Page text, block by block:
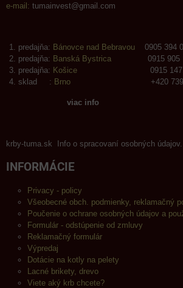
e-mail: tumainvest@gmail.com
predajňa: Bánovce nad Bebravou 0905 394
predajňa: Banská Bystrica 0915 905
predajňa: Košice 0915
sklad : Brno +420 739 033
viac info
krby-tuma.sk Info o spracovaní osobných údajov.
INFORMÁCIE
Privacy - policy
Všeobecné obch. podmienky, reklamačný
Poučenie o ochrane osobných údajov a
Formulár - odstúpenie od zmluvy
Reklamačný formulár
Výpredaj
Dotácie na kotly na pelety
Lacné brikety, drevo
Viete aký krb chcete?